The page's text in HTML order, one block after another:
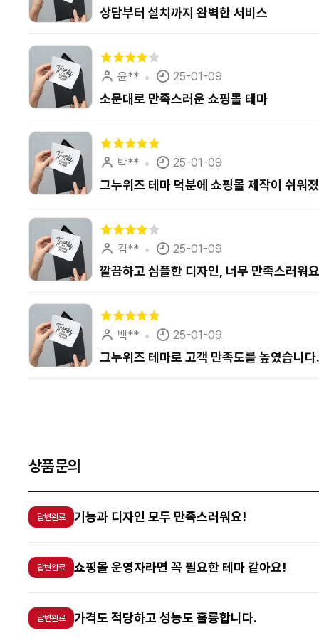
상담부터 설치까지 완벽한 서비스
윤** 25-01-09
소문대로 만족스러운 쇼핑몰 테마
박** 25-01-09
그누위즈 테마 덕분에 쇼핑몰 제작이 쉬워
김** 25-01-09
깔끔하고 심플한 디자인, 너무 만족스러워
백** 25-01-09
그누위즈 테마로 고객 만족도를 높였습니다.
상품문의
답변완료 기능과 디자인 모두 만족스러워요!
답변완료 쇼핑몰 운영자라면 꼭 필요한 테마 같아요!
답변완료 가격도 적당하고 성능도 훌륭합니다.